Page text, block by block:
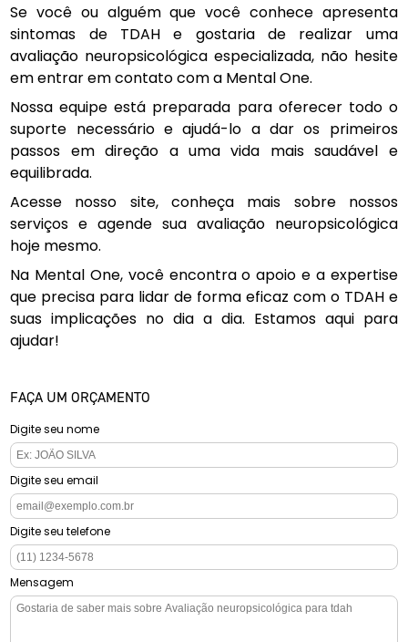
Se você ou alguém que você conhece apresenta
sintomas de TDAH e gostaria de realizar uma
avaliação neuropsicológica especializada, não hesite
em entrar em contato com a Mental One.
Nossa equipe está preparada para oferecer todo o
suporte necessário e ajudá-lo a dar os primeiros
passos em direção a uma vida mais saudável e
equilibrada.
Acesse nosso site, conheça mais sobre nossos
serviços e agende sua avaliação neuropsicológica
hoje mesmo.
Na Mental One, você encontra o apoio e a expertise
que precisa para lidar de forma eficaz com o TDAH e
suas implicações no dia a dia. Estamos aqui para
ajudar!
FAÇA UM ORÇAMENTO
Digite seu nome
Digite seu email
Digite seu telefone
Mensagem